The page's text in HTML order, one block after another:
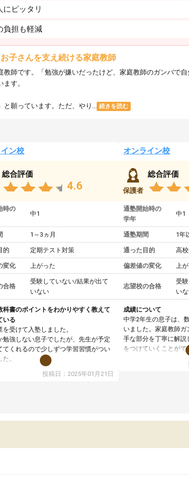
ピッタリ
負担も軽減
子さんを支え続ける家庭教師
師です。「勉強が嫌いだったけど、家庭教師のガンバで
す。
願っています。ただ、やり... 続きを読む
ン校
総合評価
4.6
時の
中1
1～3ヵ月
的 定期テスト対策
変化 上がった
合格
受験していない/結果が出て
いない
科書のポイントをわかりやすく教えて
いる
を受けて入塾しました。
勉強しない息子でしたが、先生が予定
てくれるので少しずつ学習習慣がつい
。
ンで週に一度の受講ですが、指導が無
定表に基づいて勉強したり、LINEでわ
投稿日：2025年01月21日
オンライン校
保護者
総合評価
通塾開始時の
学年
中1
通塾期間 1年
通った目的 高
偏差値の変化 上
志望校の合格
受
い
成績について
中学2年生の息子は、
いました。家庭教師
手な部分を丁寧に解
をつけていくことが
期テストの成績が10